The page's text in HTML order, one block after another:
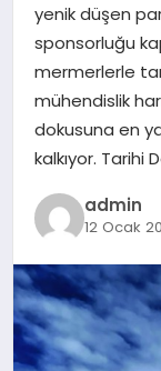
MAGAZIN
OTOMOBIL
TEKNOLOJI
yenik düşen
sponsorluğu
mermerlerle
mühendislik
dokusuna en
kalkıyor. Tarihi
admin
12 Ocak